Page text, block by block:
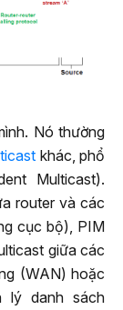
Nó thường
khác, phổ
Multicast).
router và các
cục bộ), PIM
giữa các
(WAN) hoặc
lý danh sách